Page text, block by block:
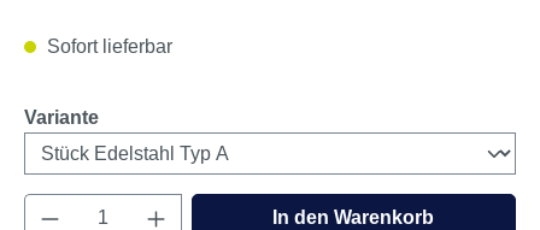
Sofort lieferbar
Varianteauswählen
Produkt Anzahl: Gib den gewünschten
In den Warenkorb